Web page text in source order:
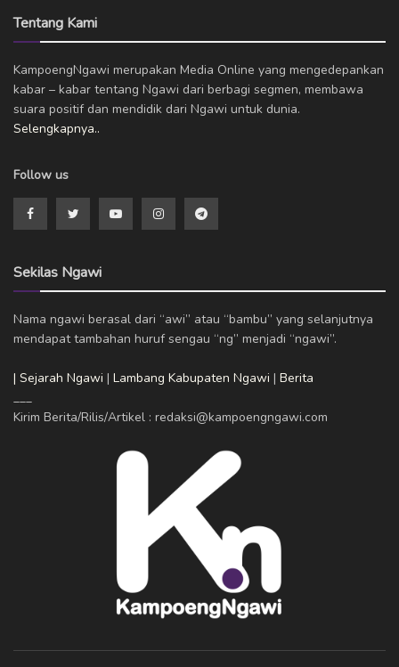
Tentang Kami
KampoengNgawi merupakan Media Online yang mengedepankan
kabar – kabar tentang Ngawi dari berbagi segmen, membawa
suara positif dan mendidik dari Ngawi untuk dunia.
Selengkapnya..
Follow us
Sekilas Ngawi
Nama ngawi berasal dari “awi” atau “bambu” yang selanjutnya
mendapat tambahan huruf sengau “ng” menjadi “ngawi”.
| Sejarah Ngawi | Lambang Kabupaten Ngawi | Berita
Kirim Berita/Rilis/Artikel : redaksi@kampoengngawi.com